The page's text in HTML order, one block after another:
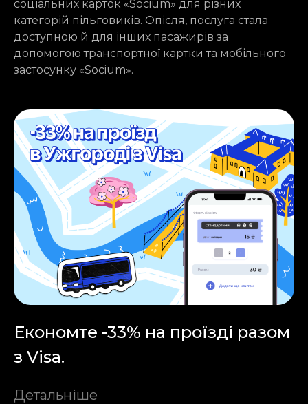
соціальних карток «Socium» для різних
категорій пільговиків. Опісля, послуга стала
доступною й для інших пасажирів за
допомогою транспортної картки та мобільного
застосунку «Socium».
Економте -33% на проїзді разом
з Visa.
Детальніше